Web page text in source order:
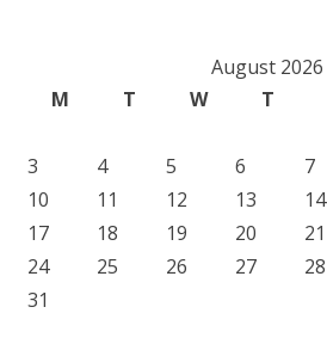
August 2026
M
T W T
3
4 5 6 7
10
11 12 13 14
17
18 19 20 21
24
25 26 27 28
31